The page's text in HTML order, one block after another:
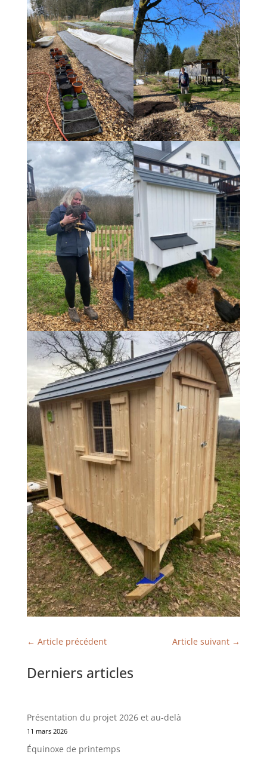
← Article précédent Article suivant →
Derniers articles
Présentation du projet 2026 et au-delà
11 mars 2026
Équinoxe de printemps